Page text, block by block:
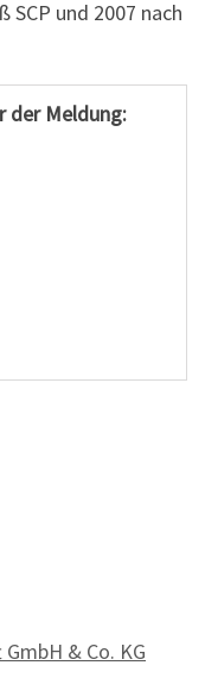
und 2007 nach
der Meldung:
& Co. KG